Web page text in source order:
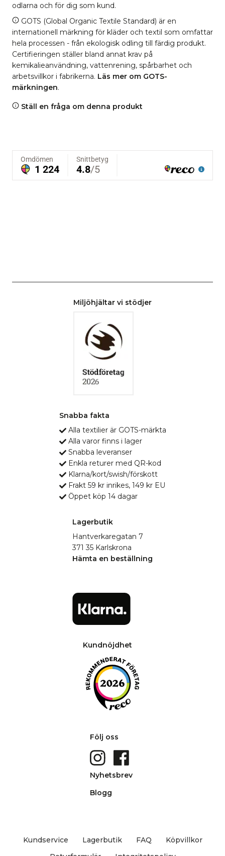
odlarna och för dig som kund.
GOTS (Global Organic Textile Standard) är en
internationell märkning för kläder och textil som omfattar
hela processen - från ekologisk odling till färdig produkt.
Certifieringen ställer bland annat krav på
kemikalieanvändning, vattenrening, spårbarhet och
arbetsvillkor i fabrikerna. Läs mer om GOTS-
märkningen.
Ställ en fråga om denna produkt
Miljöhjältar vi stödjer
Snabba fakta
Alla textilier är GOTS-märkta
Alla varor finns i lager
Snabba leveranser
Enkla returer med QR-kod
Klarna/kort/swish/förskott
Frakt 59 kr inrikes, 149 kr EU
Öppet köp 14 dagar
Lagerbutik
Hantverkaregatan 7
371 35 Karlskrona
Hämta en beställning
Kundnöjdhet
Följ oss
Nyhetsbrev
Blogg
Kundservice Lagerbutik FAQ
Köpvillkor